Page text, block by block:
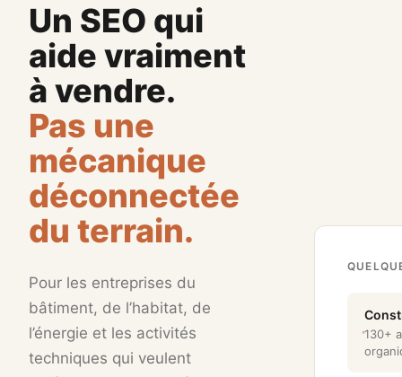
Un SEO qui
aide vraiment
à vendre.
Pas une
mécanique
déconnectée
du terrain.
Pour les entreprises du
bâtiment, de l’habitat, de
l’énergie et les activités
techniques qui veulent
130+